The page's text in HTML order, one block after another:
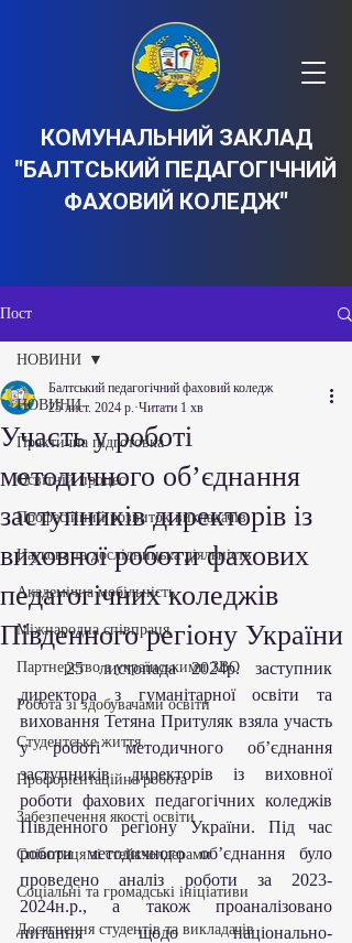
КОМУНАЛЬНИЙ ЗАКЛАД
"БАЛТСЬКИЙ ПЕДАГОГІЧНИЙ
ФАХОВИЙ КОЛЕДЖ"
Пост
НОВИНИ
Практична підготовка
Освітній процес
Професійний розвиток викладачів
Наукова та дослідницька діяльність
Академічна мобільність
Міжнародна співпраця
Партнерство з українськими ЗВО
Робота зі здобувачами освіти
Студентське життя
Профорієнтаційна робота
Забезпечення якості освіти
Співпраця зі стейкхолдерами
Соціальні та громадські ініціативи
Досягнення студентів та викладачів
НОВИНИ
Участь у роботі
методичного об’єднання
заступників директорів із
виховної роботи фахових
педагогічних коледжів
Південного регіону України
Балтський педагогічний фаховий коледж
25 лист. 2024 р. Читати 1 хв
   25 листопада 2024р. заступник
директора з гуманітарної освіти та
виховання Тетяна Притуляк взяла участь
у роботі методичного об’єднання
заступників директорів із виховної
роботи фахових педагогічних коледжів
Південного регіону України. Під час
роботи методичного об’єднання було
проведено аналіз роботи за 2023-
2024н.р., а також проаналізовано
питання щодо національно-